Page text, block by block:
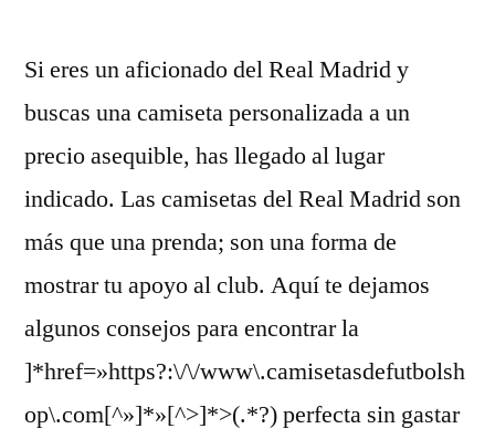
Si eres un aficionado del Real Madrid y
buscas una camiseta personalizada a un
precio asequible, has llegado al lugar
indicado. Las camisetas del Real Madrid son
más que una prenda; son una forma de
mostrar tu apoyo al club. Aquí te dejamos
algunos consejos para encontrar la
]*href=»https?:\/\/www\.camisetasdefutbolsh
op\.com[^»]*»[^>]*>(.*?) perfecta sin gastar